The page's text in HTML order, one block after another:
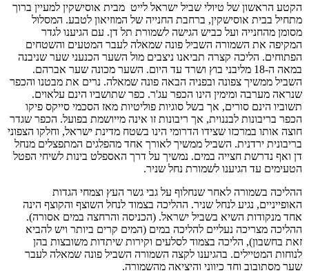
הקטע הראשון של טיולי שביל ישראל לייט מבית אוסישקין למעיין ברוך
מתחיל בבית אוסישקין, ברחבת החנייה של המוזיאון לטבע. המסלול
מסומן מהחנייה ועל כביש הגישה לשמורת תל דן. עם הגיענו לגדר
המקיפה את השמורה השביל פונה שמאלה לעבר המטעים והשטחים
הפתוחים. הליכה קצרה תביאנו ניצבים מול השער הכנעני שער שניבנה
במאה ה-18 מליבני בוץ ושרד עד היום. השער מכונה שער אברהם.
השביל ממשיך צפונה ובפניה הבאה פונה שמאלה. נרים את מבטנו והכפר
שנראה מערבה ומימין הינו הכפר עג'ר. כפר שתושביו הינם עלאוים.
תשוביו הינם סורים, אך בשל סוגיות פוליטיות מאז הסכמי סייקס פיקו
הכפר בריבונות לבננוית, אך ריבונות זו אינה מייושמת בפועל. הכפר שגדר
חוצה אותו במרכזו שצידו הדרומי הינו בשטח מדינת ישראל, וחלקו הצפוני
בריבונית ירדנית. השביל ממשיך לאורך אחד מהפלגים המתפצלים מנחל
דן ואף נדרשת חצייה במים. נמשיך על דרך האספלט בינות לשיחי הפטל
הטעימים עד הגיענו לשמורת נחל שניר.
ההליכה בשמורה לאחר שנחלוף על גבי גשר העץ וצמחי הגדות
האופייניים, נגיע לנחל שניר. ההליכה בצמוד לנחל השוצף והקוצף הינה
אחד מנקודות השיא בשביל ישראל. (הכניסה והרחצה במים אסורה).
ההליכה מצריכה נעליים להליכה במים (המים קרים ביותר ויש להביא
זאת בחשבון), הליכה בצמוד לסלעים וקירות שיתדות משובצות בהן
לנוחות המטיילים. בהגיענו לקצה השמורה השביל פונה שמאלה לעבר
שער מסתובוב וחד כיווני והיציאה מהשמורה.